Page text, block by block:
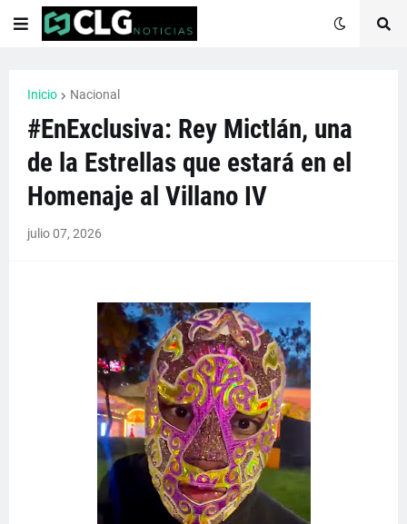
Inicio Nacional
#EnExclusiva: Rey Mictlán, una
de la Estrellas que estará en el
Homenaje al Villano IV
julio 07, 2026